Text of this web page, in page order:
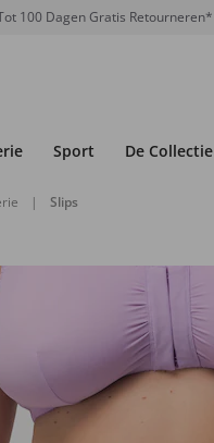
100 Dagen Gratis Retourneren*
Sport De Collectie
| Slips